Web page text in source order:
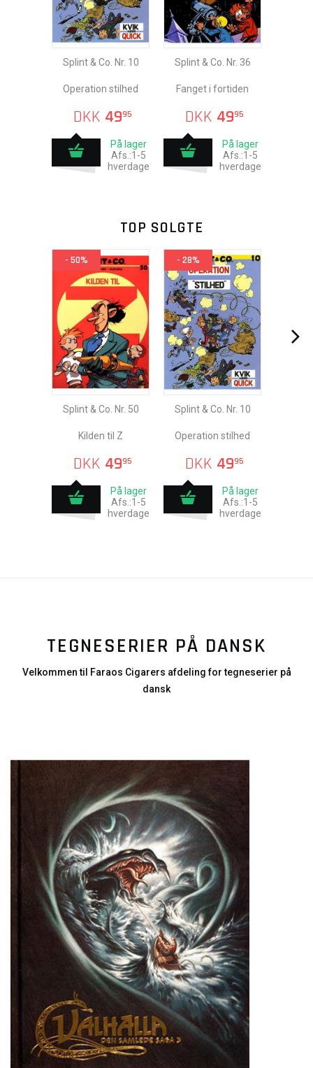
Splint & Co. Nr. 10
Operation stilhed
DKK 4995
På lager
Afs.:1-5
hverdage
Splint & Co. Nr. 36
Fanget i fortiden
DKK 4995
På lager
Afs.:1-5
hverdage
TOP SOLGTE
- 50%
Splint & Co. Nr. 50
Kilden til Z
DKK 4995
På lager
Afs.:1-5
hverdage
- 28%
Splint & Co. Nr. 10
Operation stilhed
DKK 4995
På lager
Afs.:1-5
hverdage
TEGNESERIER PÅ DANSK
Velkommen til Faraos Cigarers afdeling for tegneserier på
dansk